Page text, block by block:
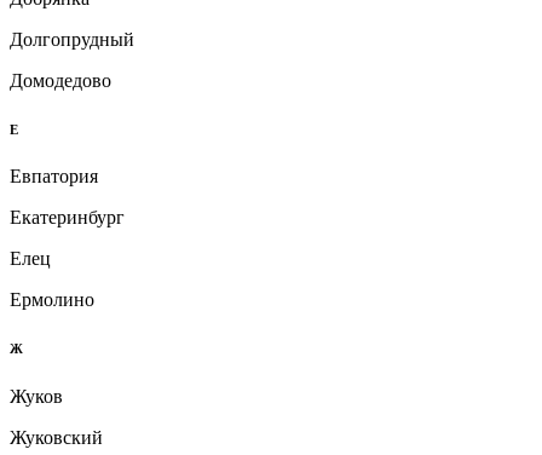
Долгопрудный
Домодедово
Е
Евпатория
Екатеринбург
Елец
Ермолино
Ж
Жуков
Жуковский